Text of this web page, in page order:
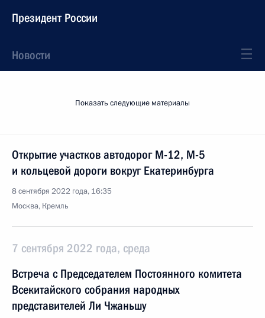
Президент России
Новости
Показать следующие материалы
Открытие участков автодорог М-12, М-5
и кольцевой дороги вокруг Екатеринбурга
8 сентября 2022 года, 16:35
Москва, Кремль
7 сентября 2022 года, среда
Встреча с Председателем Постоянного комитета
Всекитайского собрания народных
представителей Ли Чжаньшу